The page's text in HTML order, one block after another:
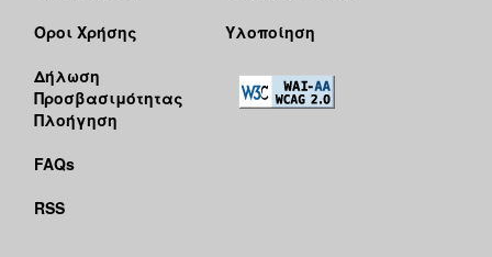
Όροι Χρήσης
Δήλωση
Προσβασιμότητας
Πλοήγηση
FAQs
RSS
Υλοποίηση